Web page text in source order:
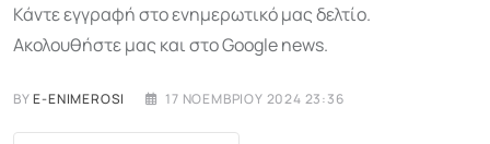
Κάντε εγγραφή στο ενημερωτικό μας δελτίο.
Ακολουθήστε μας και στο Google news.
BYE-ENIMEROSI 17 ΝΟΕΜΒΡΊΟΥ 2024 23:36